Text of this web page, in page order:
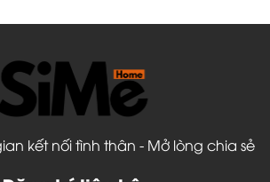
kết nối tình thân - Mở lòng chia sẻ